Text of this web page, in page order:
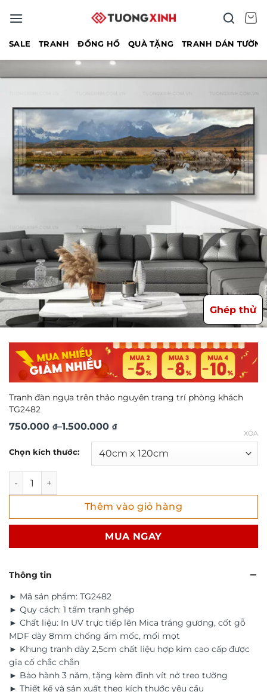
qua
SALE TRANH ĐỒNG HỒ QUÀ TẶNG TRANH DÁN
Ghép thử
Tranh đàn ngựa trên thảo nguyên trang trí phòng khách
TG2482
750.000 ₫–1.500.000 ₫
Khoảng
750.000 ₫
đến
1.500.000 ₫
Chọn kích thước:
XÓA
Tranh đàn ngựa trên thảo nguyên trang trí phòng khách
Thêm vào giỏ hàng
MUA NGAY
Thông tin
► Mã sản phẩm: TG2482
► Quy cách: 1 tấm tranh ghép
► Chất liệu: In UV trực tiếp lên Mica tráng gương, cốt gỗ
MDF dày 8mm chống ẩm mốc, mối mọt
► Khung tranh dày 2,5cm chất liệu hợp kim cao cấp được
gia cố chắc chắn
► Bảo hành 3 năm, tặng kèm đinh vít nở treo tường
► Thiết kế và sản xuất theo kích thước yêu cầu